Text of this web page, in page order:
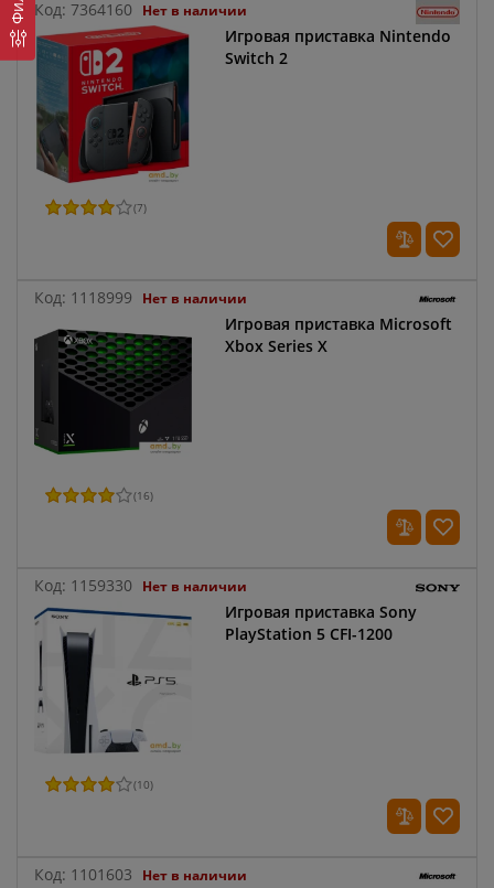
Код: 7364160 Нет в наличии
Игровая приставка Nintendo
Switch 2
(7)
Код: 1118999 Нет в наличии
Игровая приставка Microsoft
Xbox Series X
(16)
Код: 1159330 Нет в наличии
Игровая приставка Sony
PlayStation 5 CFI-1200
(10)
Код: 1101603 Нет в наличии